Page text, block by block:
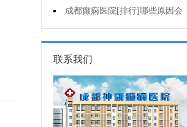
有哪些症状?
成都癫痫医院[排行]哪些原因会
导致儿童癫痫发作?
联系我们